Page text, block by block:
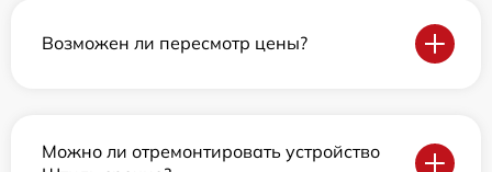
Возможен ли пересмотр цены?
Можно ли отремонтировать устройство